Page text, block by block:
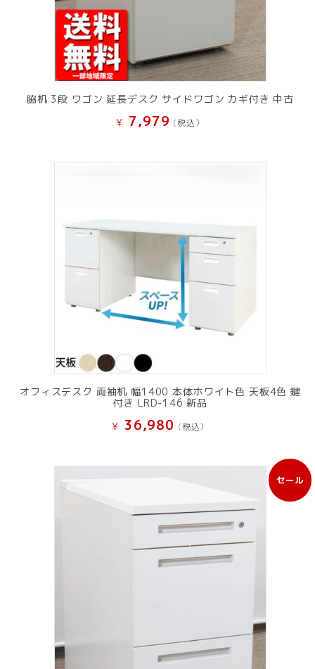
脇机 3段 ワゴン 延長デスク サイドワゴン カギ付き 中古
¥ 7,979 (税込）
オフィスデスク 両袖机 幅1400 本体ホワイト色 天板4色 鍵
付き LRD-146 新品
¥ 36,980 (税込）
セール
販
売